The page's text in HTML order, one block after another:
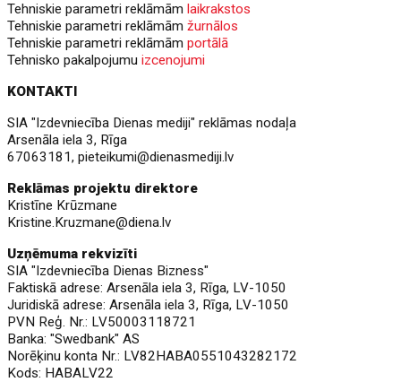
Tehniskie parametri reklāmāmlaikrakstos
Tehniskie parametri reklāmāmžurnālos
Tehniskie parametri reklāmāmportālā
Tehnisko pakalpojumuizcenojumi
KONTAKTI
SIA "Izdevniecība Dienas mediji" reklāmas nodaļa
Arsenāla iela 3, Rīga
67063181,pieteikumi@dienasmediji.lv
Reklāmas projektu direktore
Kristīne Krūzmane
Kristine.Kruzmane@diena.lv
Uzņēmuma rekvizīti
SIA "Izdevniecība Dienas Bizness"
Faktiskā adrese: Arsenāla iela 3, Rīga, LV-1050
Juridiskā adrese: Arsenāla iela 3, Rīga, LV-1050
PVN Reģ. Nr.: LV50003118721
Banka: "Swedbank" AS
Norēķinu konta Nr.: LV82HABA0551043282172
Kods: HABALV22